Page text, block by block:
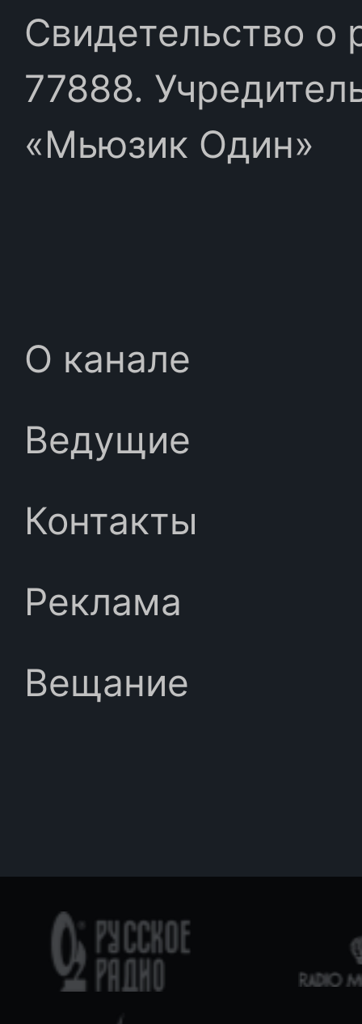
Свидетельство
77888.
«Мьюзик Один»
О канале
Ведущие
Контакты
Реклама
Вещание